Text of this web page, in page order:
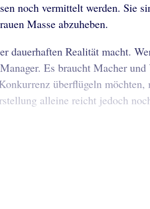
noch vermittelt werden. Sie
Masse abzuheben.
dauerhaften Realität macht.
Es braucht Macher und
überflügeln möchten,
alleine reicht jedoch